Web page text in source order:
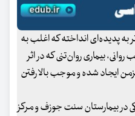
پدیده‌ای انداخته که اغلب به
بیماری روان‌تنی که در اثر
ایجاد شده و موجب بالا رفتن
در بیمارستان سنت جوزف و مرکز